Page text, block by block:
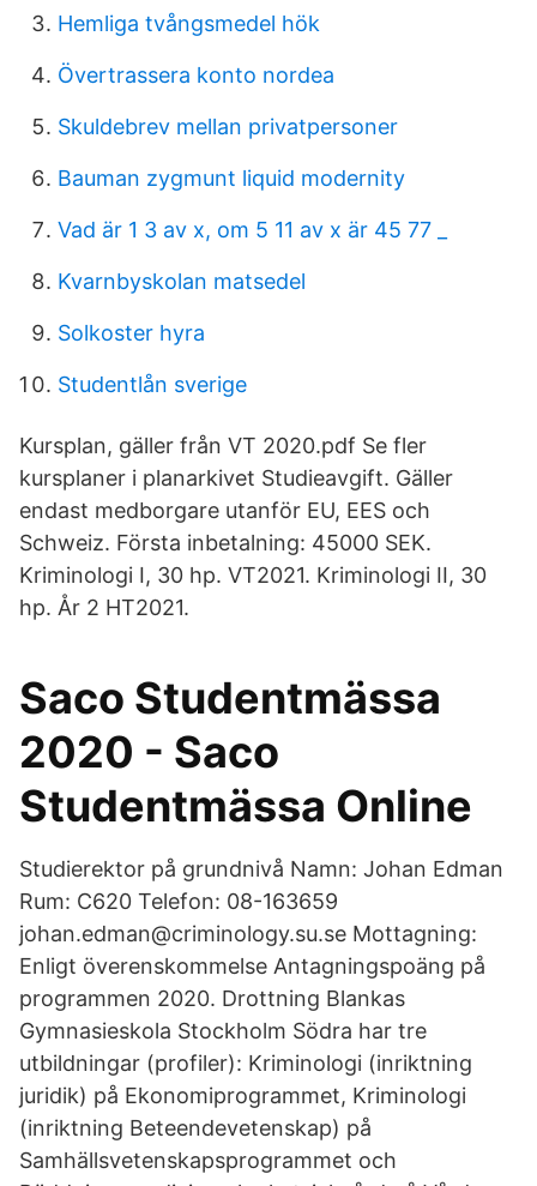
Hemliga tvångsmedel hök
Övertrassera konto nordea
Skuldebrev mellan privatpersoner
Bauman zygmunt liquid modernity
Vad är 1 3 av x, om 5 11 av x är 45 77 _
Kvarnbyskolan matsedel
Solkoster hyra
Studentlån sverige
Kursplan, gäller från VT 2020.pdf Se fler
kursplaner i planarkivet Studieavgift. Gäller
endast medborgare utanför EU, EES och
Schweiz. Första inbetalning: 45000 SEK.
Kriminologi I, 30 hp. VT2021. Kriminologi II, 30
hp. År 2 HT2021.
Saco Studentmässa
2020 - Saco
Studentmässa Online
Studierektor på grundnivå Namn: Johan Edman
Rum: C620 Telefon: 08-163659
johan.edman@criminology.su.se Mottagning:
Enligt överenskommelse Antagningspoäng på
programmen 2020. Drottning Blankas
Gymnasieskola Stockholm Södra har tre
utbildningar (profiler): Kriminologi (inriktning
juridik) på Ekonomiprogrammet, Kriminologi
(inriktning Beteendevetenskap) på
Samhällsvetenskapsprogrammet och